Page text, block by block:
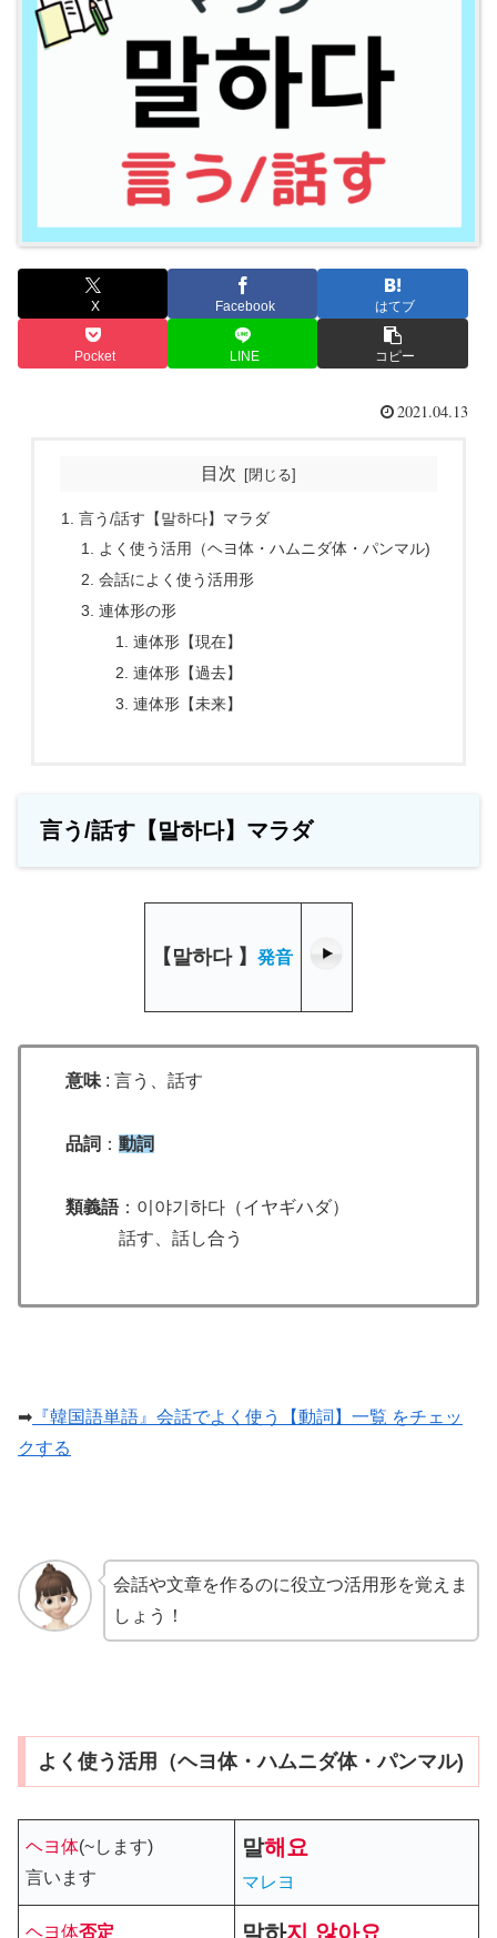
X Facebook はてブ
Pocket LINE コピー
2021.04.13
目次
言う/話す【말하다】マラダ
よく使う活用（ヘヨ体・ハムニダ体・パンマル)
会話によく使う活用形
連体形の形
連体形【現在】
連体形【過去】
連体形【未来】
言う/話す【말하다】マラダ
【 말하다】発音
意味 : 言う、話す
品詞 ： 動詞
類義語：이야기하다（イヤギハダ）
話す、話し合う
➡ 『韓国語単語』会話でよく使う【動詞】一覧 をチェッ
クする
会話や文章を作るのに役立つ活用形を覚えま
しょう！
よく使う活用（ヘヨ体・ハムニダ体・パンマル)
ヘヨ体(~します)
言います
말해요
マレヨ
ヘヨ体否定 말하지 않아요